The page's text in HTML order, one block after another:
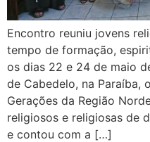
Encontro reuniu jovens
tempo de formação,
os dias 22 e 24 de maio
de Cabedelo, na Paraíba,
Gerações da Região
religiosos e religiosas de
e contou com a […]